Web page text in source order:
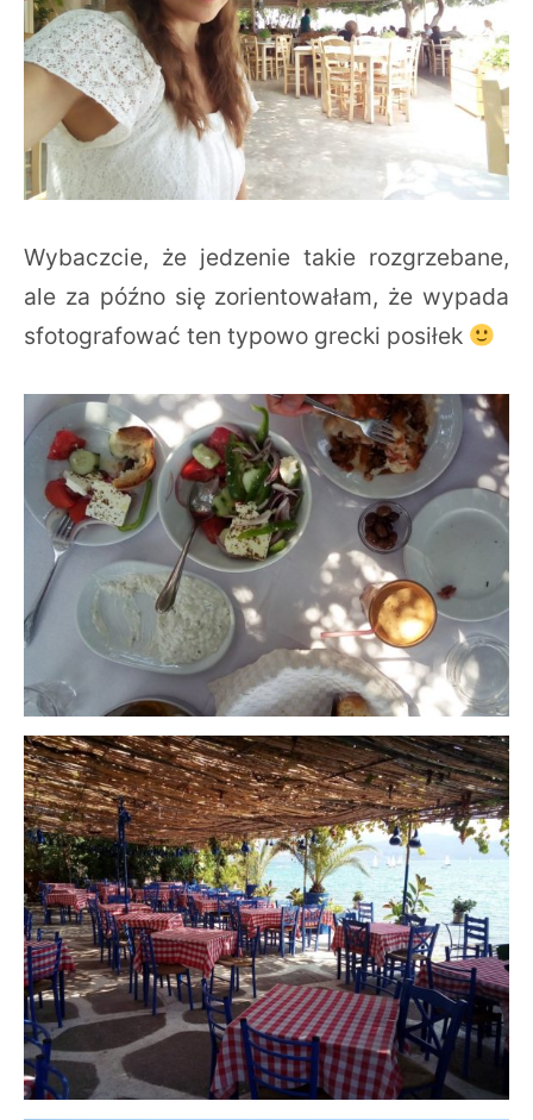
Wybaczcie, że jedzenie takie rozgrzebane,
ale za późno się zorientowałam, że wypada
sfotografować ten typowo grecki posiłek